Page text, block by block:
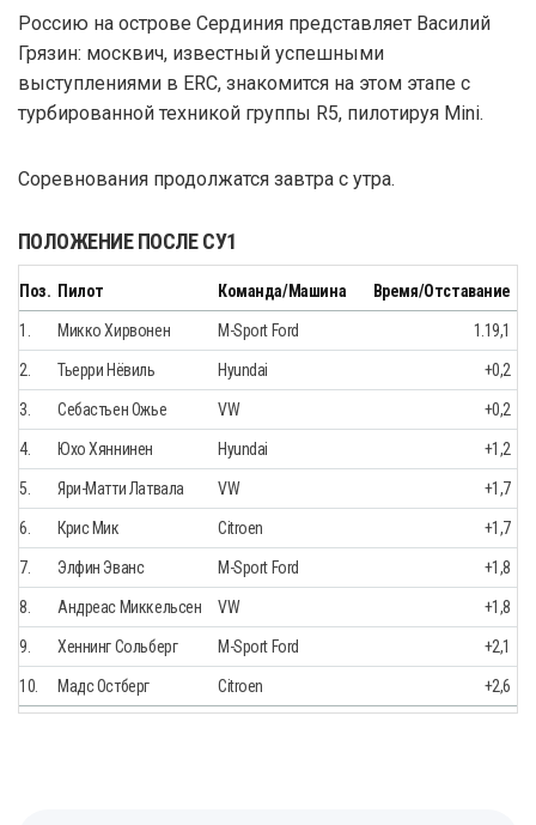
Россию на острове Сердиния представляет Василий
Грязин: москвич, известный успешными
выступлениями в ERC, знакомится на этом этапе с
турбированной техникой группы R5, пилотируя Mini.
Соревнования продолжатся завтра с утра.
ПОЛОЖЕНИЕ ПОСЛЕ СУ1
Поз. Пилот Команда/Машина Время/Отставание
1. Микко Хирвонен M-Sport Ford 1.19,1
2. Тьерри Нёвиль Hyundai +0,2
3. Себастьен Ожье VW +0,2
4. Юхо Хяннинен Hyundai +1,2
5. Яри-Матти Латвала VW +1,7
6. Крис Мик Citroen +1,7
7. Элфин Эванс M-Sport Ford +1,8
8. Андреас Миккельсен VW +1,8
9. Хеннинг Сольберг M-Sport Ford +2,1
10. Мадс Остберг Citroen +2,6